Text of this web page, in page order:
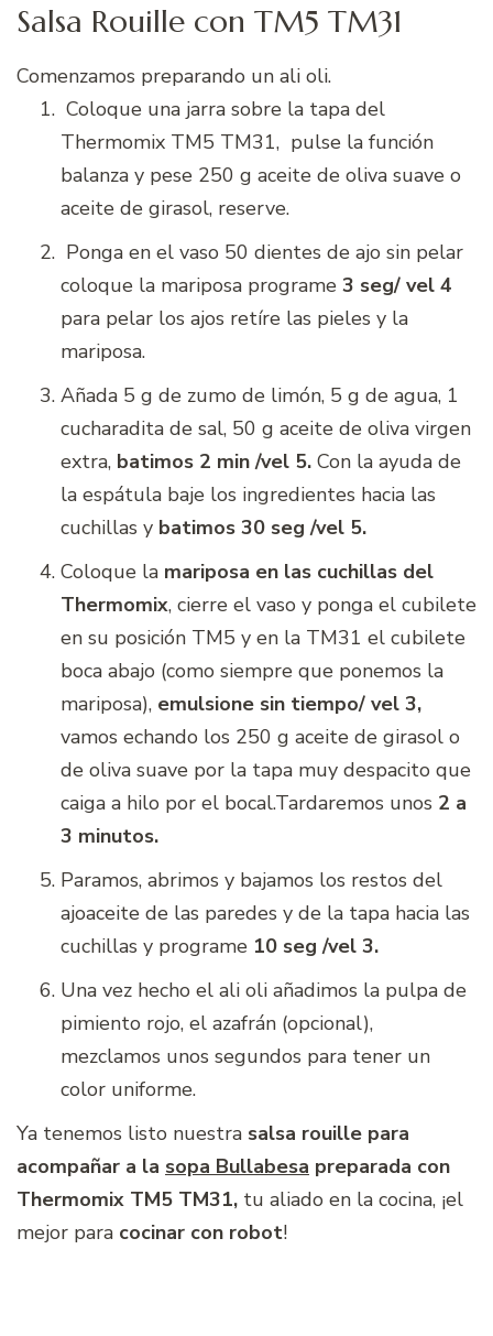
Salsa Rouille con TM5 TM31
Comenzamos preparando un ali oli.
Coloque una jarra sobre la tapa del
Thermomix TM5 TM31, pulse la función
balanza y pese 250 g aceite de oliva suave o
aceite de girasol, reserve.
Ponga en el vaso 50 dientes de ajo sin pelar
coloque la mariposa programe 3 seg/ vel 4
para pelar los ajos retíre las pieles y la
mariposa.
Añada 5 g de zumo de limón, 5 g de agua, 1
cucharadita de sal, 50 g aceite de oliva virgen
extra, batimos 2 min /vel 5. Con la ayuda de
la espátula baje los ingredientes hacia las
cuchillas y batimos 30 seg /vel 5.
Coloque la mariposa en las cuchillas del
Thermomix, cierre el vaso y ponga el cubilete
en su posición TM5 y en la TM31 el cubilete
boca abajo (como siempre que ponemos la
mariposa), emulsione sin tiempo/ vel 3,
vamos echando los 250 g aceite de girasol o
de oliva suave por la tapa muy despacito que
caiga a hilo por el bocal.Tardaremos unos 2 a
3 minutos.
Paramos, abrimos y bajamos los restos del
ajoaceite de las paredes y de la tapa hacia las
cuchillas y programe 10 seg /vel 3.
Una vez hecho el ali oli añadimos la pulpa de
pimiento rojo, el azafrán (opcional),
mezclamos unos segundos para tener un
color uniforme.
Ya tenemos listo nuestra salsa rouille para
acompañar a la sopa Bullabesa preparada con
Thermomix TM5 TM31, tu aliado en la cocina, ¡el
mejor para cocinar con robot!